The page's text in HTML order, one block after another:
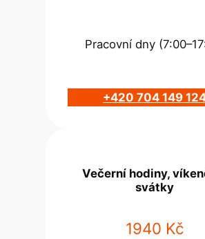
Pracovní dny
+420 704 149
Večerní hodiny,
svátky
1940 Kč